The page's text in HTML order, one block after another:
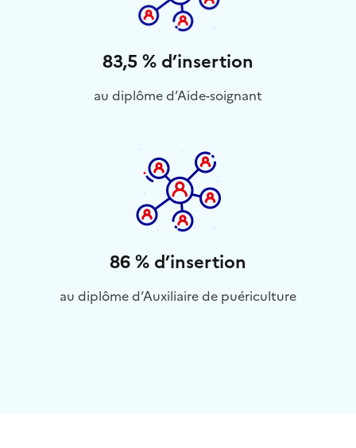
83,5 % d’insertion
au diplôme d’Aide-soignant
86 % d’insertion
au diplôme d’Auxiliaire de puériculture